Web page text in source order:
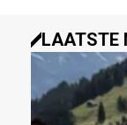
LAATSTE